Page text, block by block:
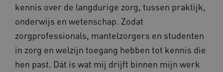
kennis over de langdurige zorg, tussen praktijk,
onderwijs en wetenschap. Zodat
zorgprofessionals, mantelzorgers en studenten
in zorg en welzijn toegang hebben tot kennis die
hen past. Dát is wat mij drijft binnen mijn werk